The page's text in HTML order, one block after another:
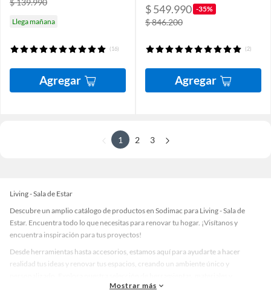
$ 139.990
Llega mañana
(16)
Agregar
$ 549.990 -35%
$ 846.200
(2)
Agregar
1 2 3
Living - Sala de Estar
Descubre un amplio catálogo de productos en Sodimac para Living - Sala de
Estar. Encuentra todo lo que necesitas para renovar tu hogar. ¡Visítanos y
encuentra inspiración para tus proyectos!
Desde herramientas hasta accesorios, estamos aquí para ayudarte a hacer
realidad tus ideas y renovar tus espacios, creando un ambiente único y
accesorios de calidad que te ayudarán a crear un espacio más tú.
Mostrar más